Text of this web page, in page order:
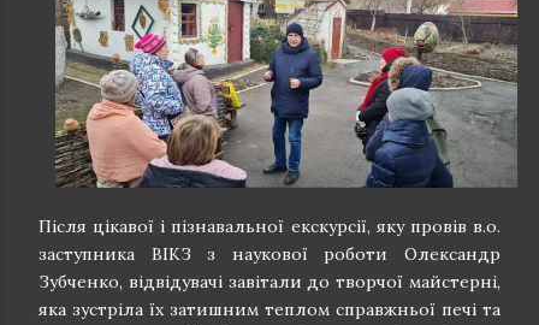
Після цікавої і пізнавальної екскурсії, яку провів в.о.
заступника ВІКЗ з наукової роботи Олександр
Зубченко, відвідувачі завітали до творчої майстерні,
яка зустріла їх затишним теплом справжньої печі та